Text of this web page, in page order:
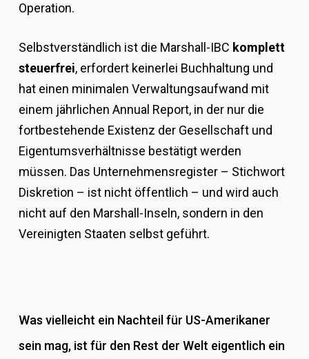
Operation.
Selbstverständlich ist die Marshall-IBC komplett
steuerfrei, erfordert keinerlei Buchhaltung und
hat einen minimalen Verwaltungsaufwand mit
einem jährlichen Annual Report, in der nur die
fortbestehende Existenz der Gesellschaft und
Eigentumsverhältnisse bestätigt werden
müssen. Das Unternehmensregister – Stichwort
Diskretion – ist nicht öffentlich – und wird auch
nicht auf den Marshall-Inseln, sondern in den
Vereinigten Staaten selbst geführt.
Was vielleicht ein Nachteil für US-Amerikaner
sein mag, ist für den Rest der Welt eigentlich ein